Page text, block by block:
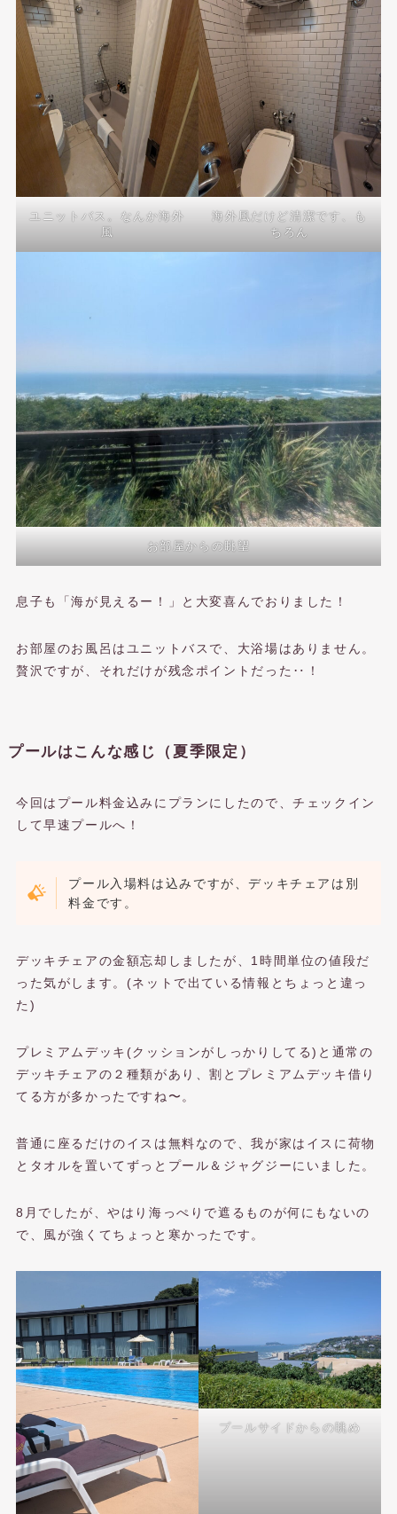
ユニットバス。なんか海外
風
海外風だけど清潔です、も
ちろん
お部屋からの眺望
息子も「海が見えるー！」と大変喜んでおりました！
お部屋のお風呂はユニットバスで、大浴場はありません。
贅沢ですが、それだけが残念ポイントだった‥！
プールはこんな感じ（夏季限定）
今回はプール料金込みにプランにしたので、チェックイン
して早速プールへ！
プール入場料は込みですが、デッキチェアは別
料金です。
デッキチェアの金額忘却しましたが、1時間単位の値段だ
った気がします。(ネットで出ている情報とちょっと違っ
た)
プレミアムデッキ(クッションがしっかりしてる)と通常の
デッキチェアの２種類があり、割とプレミアムデッキ借り
てる方が多かったですね〜。
普通に座るだけのイスは無料なので、我が家はイスに荷物
とタオルを置いてずっとプール＆ジャグジーにいました。
8月でしたが、やはり海っぺりで遮るものが何にもないの
で、風が強くてちょっと寒かったです。
プールサイドからの眺め